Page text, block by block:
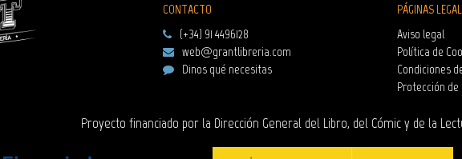
CONTACTO
(+34) 91 4496128
web@grantlibreria.com
Dinos qué necesitas
PÁGINAS
Aviso legal
Política de
Condiciones
Protección
Proyecto financiado por la Dirección General del Libro, del Cómic y de la